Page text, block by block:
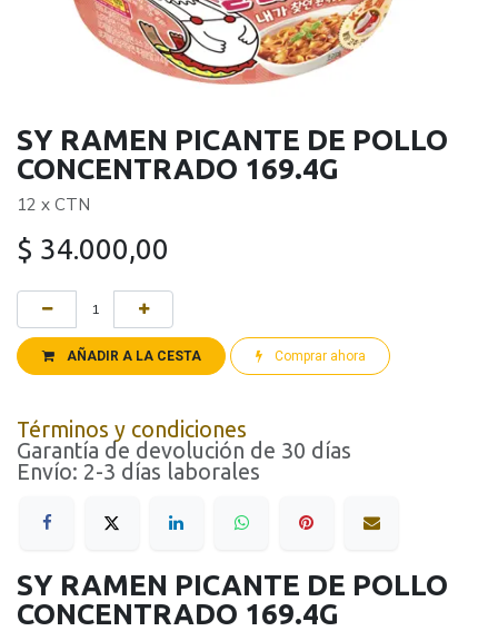
SY RAMEN PICANTE DE POLLO
CONCENTRADO 169.4G
12 x CTN
$ 34.000,00
AÑADIR A LA CESTA Comprar ahora
Términos y condiciones
Garantía de devolución de 30 días
Envío: 2-3 días laborales
SY RAMEN PICANTE DE POLLO
CONCENTRADO 169.4G